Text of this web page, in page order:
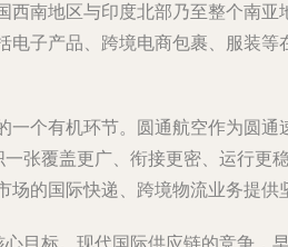
南地区与印度北部乃至整个南
子产品、跨境电商包裹、服装
个有机环节。圆通航空作为圆
张覆盖更广、衔接更密、运行
的国际快递、跨境物流业务提供